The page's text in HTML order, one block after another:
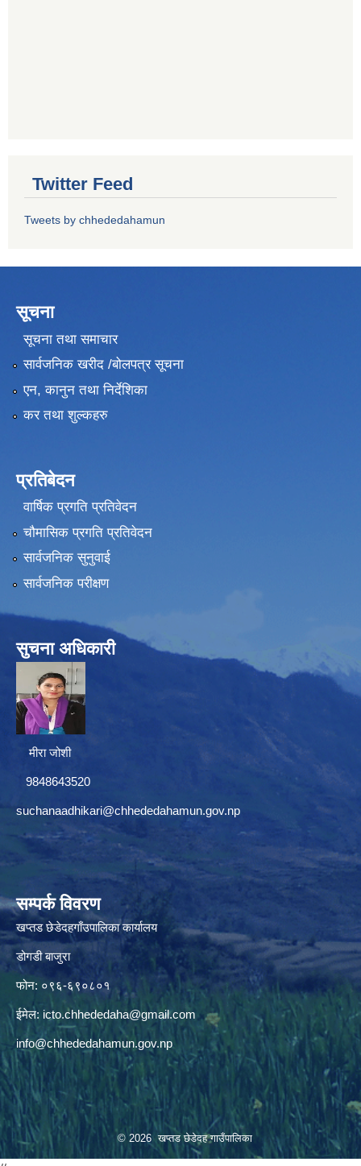
Twitter Feed
Tweets by chhededahamun
सूचना
सूचना तथा समाचार
सार्वजनिक खरीद /बोलपत्र सूचना
एन, कानुन तथा निर्देशिका
कर तथा शुल्कहरु
प्रतिबेदन
वार्षिक प्रगति प्रतिवेदन
चौमासिक प्रगति प्रतिवेदन
सार्वजनिक सुनुवाई
सार्वजनिक परीक्षण
सुचना अधिकारी
मीरा जोशी
9848643520
suchanaadhikari@chhededahamun.gov.np
सम्पर्क विवरण
खप्तड छेडेदहगाँउपालिका कार्यालय
डोगडी बाजुरा
फोन: ०९६-६९०८०१
ईमेल: icto.chhededaha@gmail.com
info@chhededahamun.gov.np
© 2026 खप्तड छेडेदह गाउँपालिका